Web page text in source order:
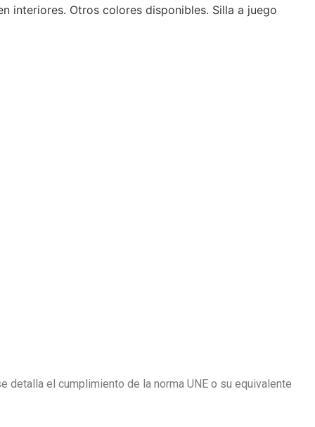
interiores. Otros colores disponibles. Silla a juego
detalla el cumplimiento de la norma UNE o su equivalente